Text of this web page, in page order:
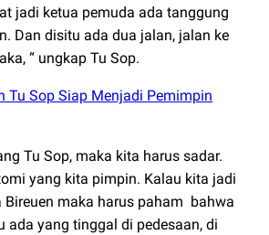
jadi ketua pemuda ada tanggung
Dan disitu ada dua jalan, jalan ke
“ ungkap Tu Sop.
Tu Sop Siap Menjadi Pemimpin
Tu Sop, maka kita harus sadar.
yang kita pimpin. Kalau kita jadi
maka harus paham bahwa
ada yang tinggal di pedesaan, di